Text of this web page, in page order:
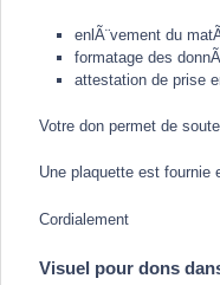
enlÃ¨vement du
formatage des
attestation de prise
Votre don permet de
Une plaquette est fournie
Cordialement
Visuel pour dons